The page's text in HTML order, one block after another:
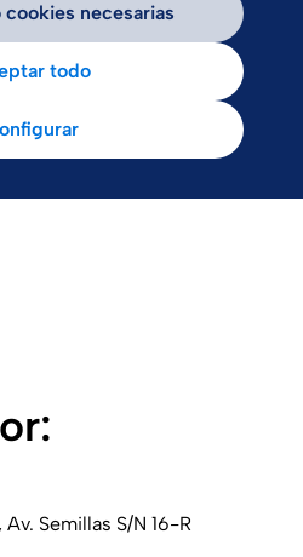
Semillas S/N 16-R
necesarias
todo